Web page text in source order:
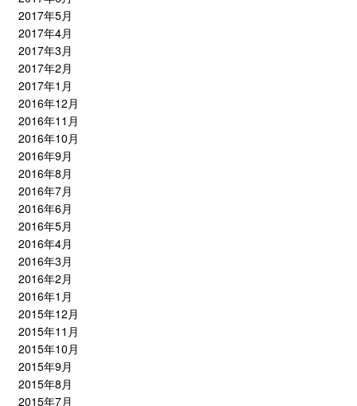
2017年5月
2017年4月
2017年3月
2017年2月
2017年1月
2016年12月
2016年11月
2016年10月
2016年9月
2016年8月
2016年7月
2016年6月
2016年5月
2016年4月
2016年3月
2016年2月
2016年1月
2015年12月
2015年11月
2015年10月
2015年9月
2015年8月
2015年7月